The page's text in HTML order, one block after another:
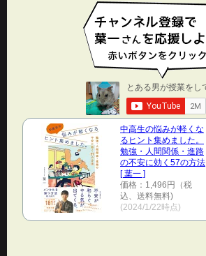
中高生の悩みが軽くな
るヒント集めました。
勉強・人間関係・進路
の不安に効く57の方法
[ 葉一 ]
価格：1,496円（税
込、送料無料)
(2024/1/22時点)